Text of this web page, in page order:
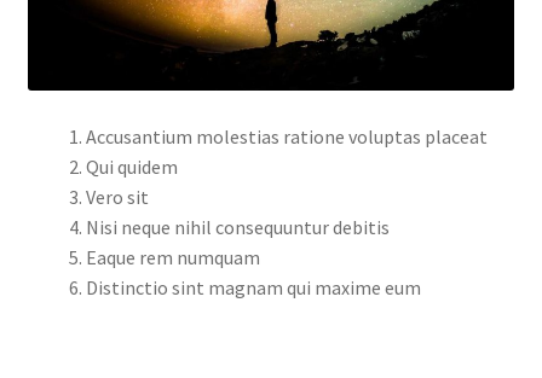
Accusantium molestias ratione voluptas placeat
Qui quidem
Vero sit
Nisi neque nihil consequuntur debitis
Eaque rem numquam
Distinctio sint magnam qui maxime eum